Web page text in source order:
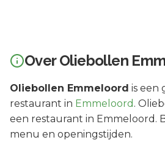
OverOliebollen
Oliebollen Emmeloord is een
restaurant in Emmeloord .
een restaurant in Emmeloord.
menu en openingstijden.